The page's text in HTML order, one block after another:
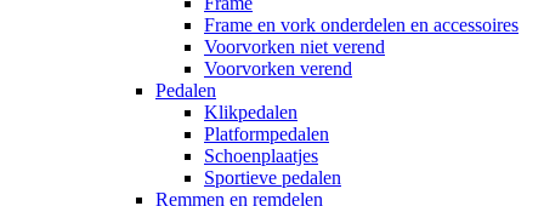
Frame en vork onderdelen en accessoires
Voorvorken niet verend
Voorvorken verend
Pedalen
Klikpedalen
Platformpedalen
Schoenplaatjes
Sportieve pedalen
Remmen en remdelen